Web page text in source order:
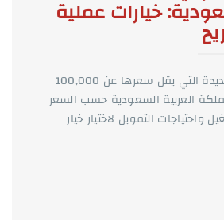
خيارات عملية
قارن بين السيارات الجديدة التي يقل سعرها عن 100,000
العربية السعودية حسب السعر
واحتياجات التمويل لاختيار خيار